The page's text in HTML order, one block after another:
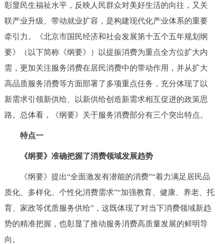
市领导 机构职能 政策服务
政策兑现 政策解读 回应关切
决策公开 专题公开
政务服务
个人服务 法人服务 部门服务
中介服务 阳光政务
政民互动
12345网上接诉即办 我要咨询 我要建议
彰显民生福祉水平，反映人民群众对美好生活的向往，又关
联产业升级、带动就业扩容，是构建现代化产业体系的重要
牵引力。《北京市国民经济和社会发展第十五个五年规划纲
要》（以下简称《纲要》）以提振消费为重点全方位扩大内
需，更加关注服务消费在居民消费中的带动作用，并从扩大
高品质服务消费等方面部署了多项重点任务，充分体现了以
新需求引领新供给、以新供给创造新需求相互促进的政策思
路。总体看，《纲要》关于服务消费部分有三个突出特点。
特点一
《纲要》准确把握了消费领域发展趋势
《纲要》提出“全面激发有潜能的消费”“着力满足居民品
质化、多样化、个性化消费需求”“加强教育、健康、养老、托
育、家政等优质服务供给”，这既体现了对当下消费领域新趋
势的精准把握，也彰显了推动服务消费高质量发展的鲜明导
向。